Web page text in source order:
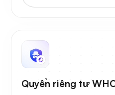
Quyền riêng tư